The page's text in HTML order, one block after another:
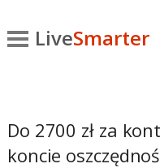
LiveSmarter
Do 2700 zł za
koncie